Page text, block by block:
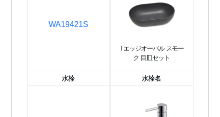
WA19421S
Tエッジオーバル スモー
ク 目皿セット
水栓 水栓名